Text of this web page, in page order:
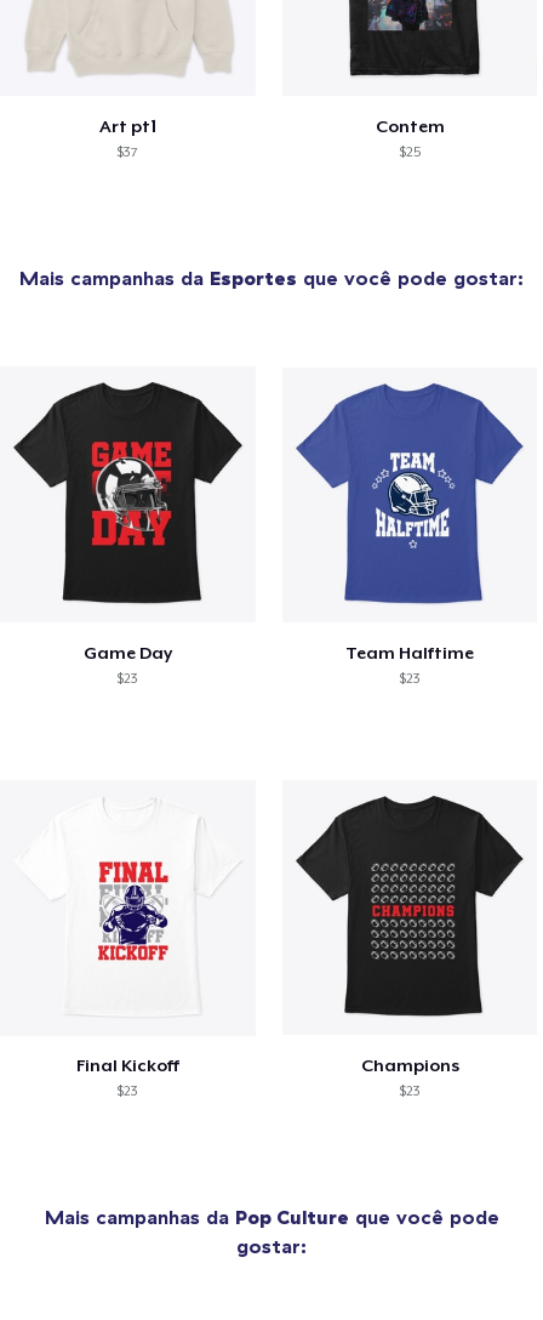
Art pt1
$37
Contem
$25
Mais campanhas da Esportes que você pode gostar:
Game Day
$23
Team Halftime
$23
Final Kickoff
$23
Champions
$23
Mais campanhas da Pop Culture que você pode
gostar: